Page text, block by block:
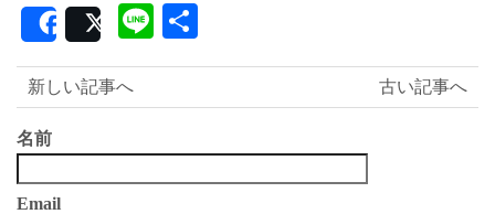
SharePost Line
有
古い記事へ
新しい記事へ
名前
Email